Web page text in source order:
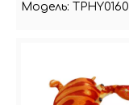
Модель: TPHY0160